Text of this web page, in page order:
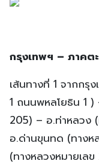
กรุงเทพฯ – ภาคต
เส้นทางที่ 1 จากกรุ
1 ถนนพหลโยธิน 1
205) – อ.ท่าหลวง
อ.ด่านขุนทด (ทางห
(ทางหลวงหมายเล